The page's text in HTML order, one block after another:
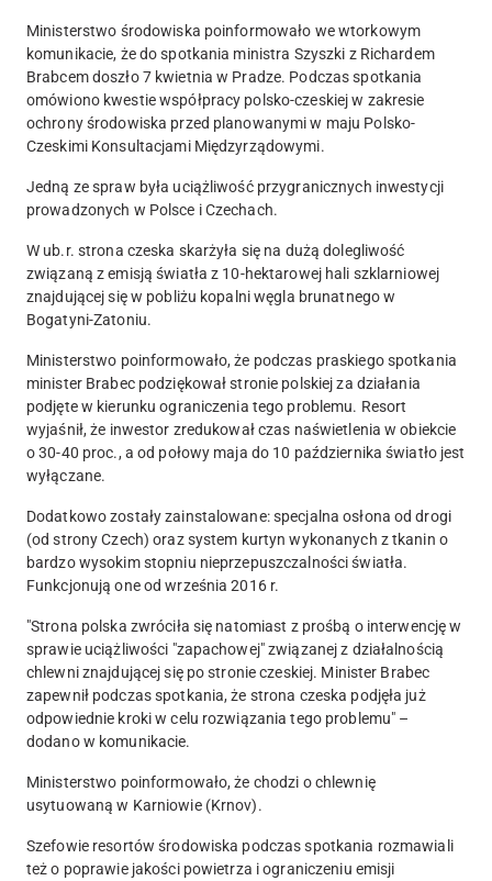
Ministerstwo środowiska poinformowało we wtorkowym
komunikacie, że do spotkania ministra Szyszki z Richardem
Brabcem doszło 7 kwietnia w Pradze. Podczas spotkania
omówiono kwestie współpracy polsko-czeskiej w zakresie
ochrony środowiska przed planowanymi w maju Polsko-
Czeskimi Konsultacjami Międzyrządowymi.
Jedną ze spraw była uciążliwość przygranicznych inwestycji
prowadzonych w Polsce i Czechach.
W ub.r. strona czeska skarżyła się na dużą dolegliwość
związaną z emisją światła z 10-hektarowej hali szklarniowej
znajdującej się w pobliżu kopalni węgla brunatnego w
Bogatyni-Zatoniu.
Ministerstwo poinformowało, że podczas praskiego spotkania
minister Brabec podziękował stronie polskiej za działania
podjęte w kierunku ograniczenia tego problemu. Resort
wyjaśnił, że inwestor zredukował czas naświetlenia w obiekcie
o 30-40 proc., a od połowy maja do 10 października światło jest
wyłączane.
Dodatkowo zostały zainstalowane: specjalna osłona od drogi
(od strony Czech) oraz system kurtyn wykonanych z tkanin o
bardzo wysokim stopniu nieprzepuszczalności światła.
Funkcjonują one od września 2016 r.
"Strona polska zwróciła się natomiast z prośbą o interwencję w
sprawie uciążliwości "zapachowej" związanej z działalnością
chlewni znajdującej się po stronie czeskiej. Minister Brabec
zapewnił podczas spotkania, że strona czeska podjęła już
odpowiednie kroki w celu rozwiązania tego problemu" –
dodano w komunikacie.
Ministerstwo poinformowało, że chodzi o chlewnię
usytuowaną w Karniowie (Krnov).
Szefowie resortów środowiska podczas spotkania rozmawiali
też o poprawie jakości powietrza i ograniczeniu emisji